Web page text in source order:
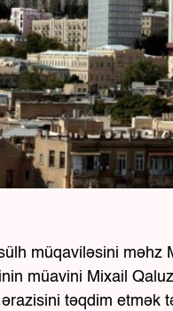
müqaviləsini məhz
müavini Mixail
təqdim etmək